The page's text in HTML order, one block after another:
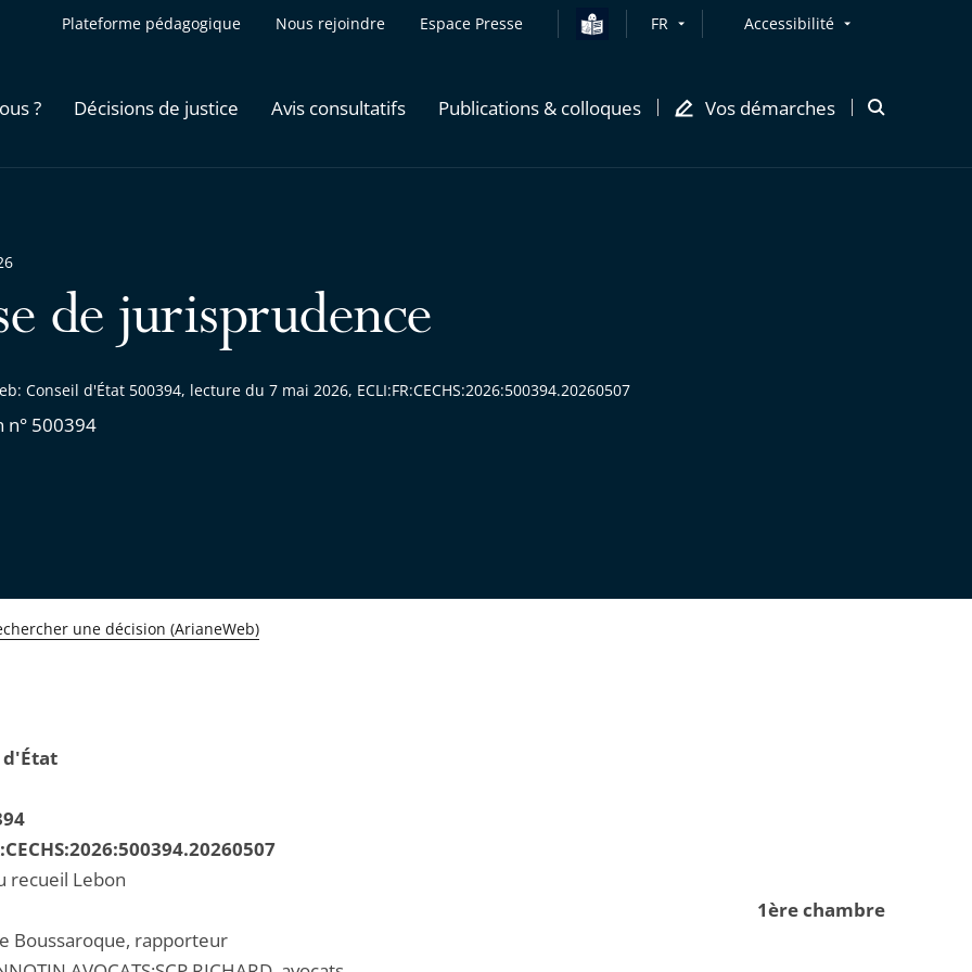
Plateforme pédagogique Nous rejoindre Espace Presse FR Accessibilité
? Décisions de justice Avis consultatifs Publications & colloques Vos démarches
Ouvrir
de jurisprudence
Conseil d'État 500394, lecture du 7 mai 2026, ECLI:FR:CECHS:2026:500394.20260507
n° 500394
une décision (ArianeWeb)
d'État
recueil Lebon
1ère chambre
Boussaroque, rapporteur